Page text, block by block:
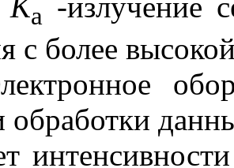
a
с более
обработки